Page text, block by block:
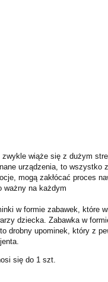
wiąże się z dużym
urządzenia, to wszystko
mogą zakłócać proces
ważny na każdym
w formie zabawek, które
dziecka. Zabawka w
drobny upominek, który z
się do 1 szt.